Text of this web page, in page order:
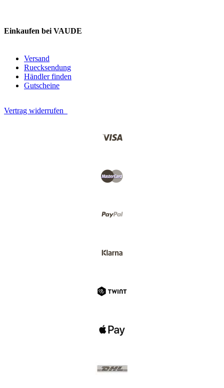
Einkaufen bei VAUDE
Versand
Ruecksendung
Händler finden
Gutscheine
Vertrag widerrufen